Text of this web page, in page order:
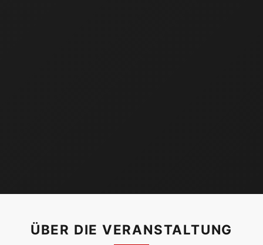
ÜBER DIE VERANSTALTUNG